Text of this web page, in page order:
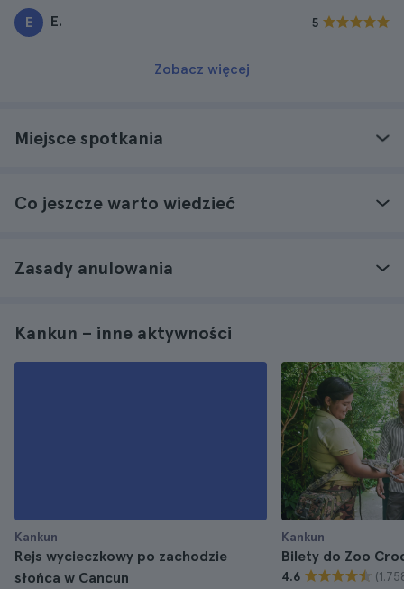
E E. 5
Zobacz więcej
Miejsce spotkania
Co jeszcze warto wiedzieć
Zasady anulowania
Kankun – inne aktywności
Kankun
Rejs wycieczkowy po zachodzie
słońca w Cancun
Kankun
Bilety do Zoo
4.6